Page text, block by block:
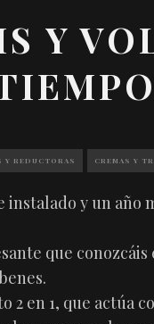
Y
Y REDUCTORAS CREMAS Y
instalado y un año
que
2 en 1, que actúa